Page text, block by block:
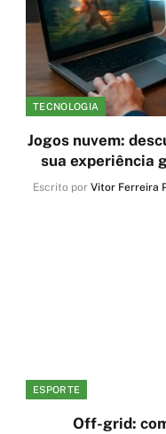
TECNOLOGIA
Jogos nuvem:
sua experiência
Escrito por Vitor Ferreira
ESPORTE
Off-grid: